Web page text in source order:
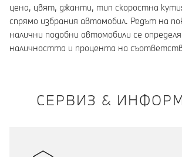
цена, цвят, джанти, тип скоростна
спрямо избрания автомобил. Редът на
налични подобни автомобили се
наличността и процента на
СЕРВИЗ &